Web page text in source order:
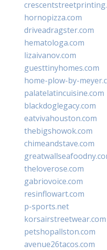
hornopizza.com
driveadragster.com
hematologa.com
lizaivanov.com
guesttinyhomes.com
home-plow-by-
palatelatincuisine.com
blackdoglegacy.com
eatvivahouston.com
thebigshowok.com
chimeandstave.com
theloverose.com
gabriovoice.com
resinflowart.com
p-sports.net
korsairstreetwear.com
petshopallston.com
avenue26tacos.com